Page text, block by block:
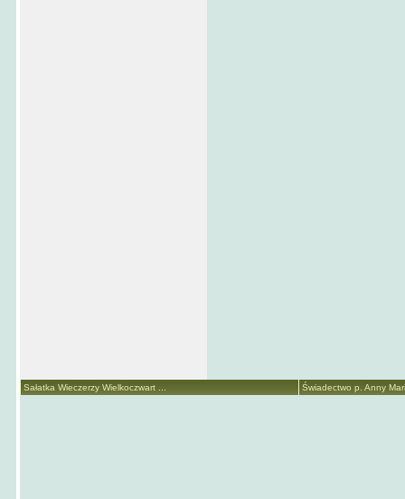
Sałatka Wieczerzy Wielkoczwart ... Świadectwo p. Anny